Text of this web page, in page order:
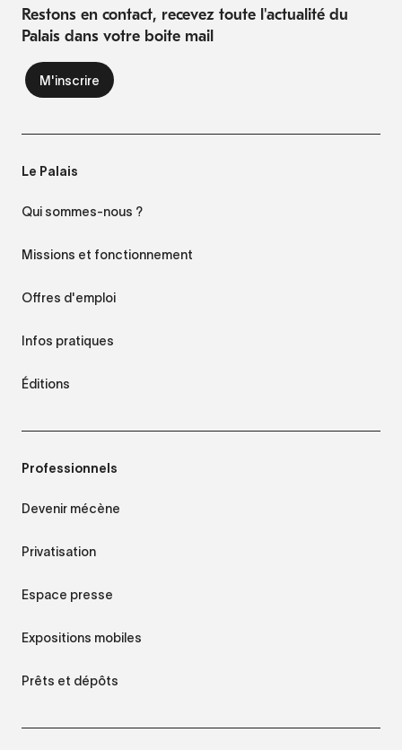
Restons en contact, recevez toute l'actualité du
Palais dans votre boite mail
Le Palais
Qui sommes-nous ?
Missions et fonctionnement
Offres d'emploi
Infos pratiques
Éditions
Professionnels
Devenir mécène
Privatisation
Espace presse
Expositions mobiles
Prêts et dépôts